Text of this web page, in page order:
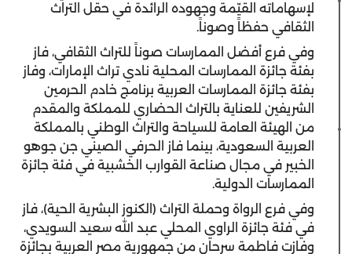
لإسهاماته القيّمة وجهوده الرائدة في حقل التراث
الثقافي حفظاً وصوناً.
وفي فرع أفضل الممارسات صوناً للتراث الثقافي، فاز
بفئة جائزة الممارسات المحلية نادي تراث الإمارات، وفاز
بفئة جائزة الممارسات العربية برنامج خادم الحرمين
الشريفين للعناية بالتراث الحضاري للمملكة والمقدم
من الهيئة العامة للسياحة والتراث الوطني بالمملكة
العربية السعودية، بينما فاز الحرفي الصيني جن جوهو
الخبير في مجال صناعة القوارب الخشبية في فئة جائزة
الممارسات الدولية.
وفي فرع الرواة وحملة التراث (الكنوز البشرية الحية)، فاز
في فئة جائزة الراوي المحلي عبد الله سعيد السويدي،
وفازت فاطمة سرحان من جمهورية مصر العربية بجائزة